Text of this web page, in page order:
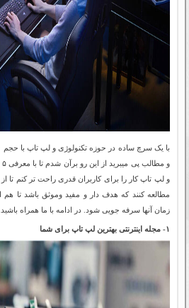
با یک سرچ ساده در حوزه تکنولوژی و لپ تاپ با حجم
و لپ تاپ کار را برای کاربران قدری راحت تر کنم تا
مطالعه کنند که هدف دار و مفید وموثق باشد تا هم
زمان آنها سرفه جویی شود. در ادامه با ما همراه باشید.
۱- مجله اینترنتی بهترین لپ تاپ برای شما